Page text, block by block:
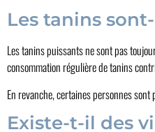
Les tanins
Les tanins puissants ne sont pas
consommation régulière de tanins
En revanche, certaines personnes
Existe-t-il des